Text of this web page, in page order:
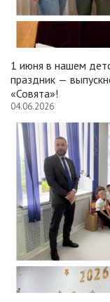
1 июня в нашем
праздник —
«Совята»!
04.06.2026